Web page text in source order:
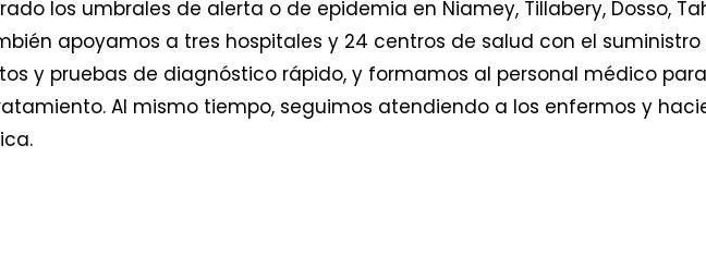
los umbrales de alerta o de epidemia en Niamey, Tillabery, Dosso,
apoyamos a tres hospitales y 24 centros de salud con el
y pruebas de diagnóstico rápido, y formamos al personal médico
Al mismo tiempo, seguimos atendiendo a los enfermos y